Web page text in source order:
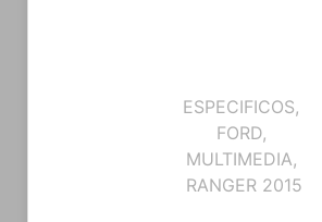
ESPECIFICOS,
FORD,
MULTIMEDIA,
RANGER 2015